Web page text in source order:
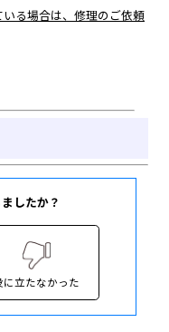
したか？
に立たなかった